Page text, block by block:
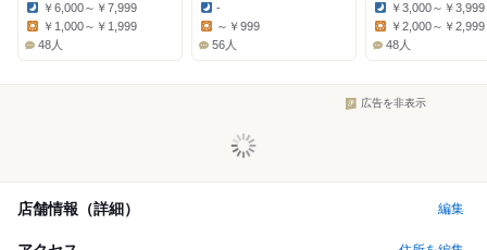
Dinner:
￥6,000～￥7,999
Lunch:
￥1,000～￥1,999
48人
Dinner:
-
Lunch:
～￥999
56人
Dinner:
￥3,000～￥3,999
Lunch:
￥2,000～￥2,999
48人
広告を非表示
店舗情報（詳細） 編集